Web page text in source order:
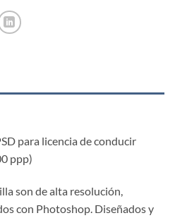
para licencia de conducir
ppp)
son de alta resolución,
con Photoshop. Diseñados y